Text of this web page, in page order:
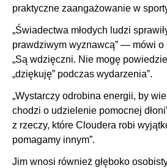
praktyczne zaangażowanie w
„Świadectwa młodych ludzi
prawdziwym wyznawcą” — mówi o
„Są wdzięczni. Nie mogę
„dziękuję” podczas wydarzenia”.
„Wystarczy odrobina energii, by
chodzi o udzielenie pomocnej
z rzeczy, które Cloudera robi
pomagamy innym”.
Jim wnosi również głęboko